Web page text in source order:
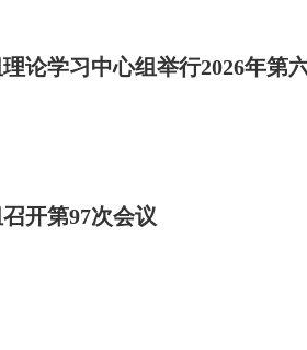
开第97次会议